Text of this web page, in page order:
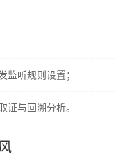
监听规则设置；
证与回溯分析。